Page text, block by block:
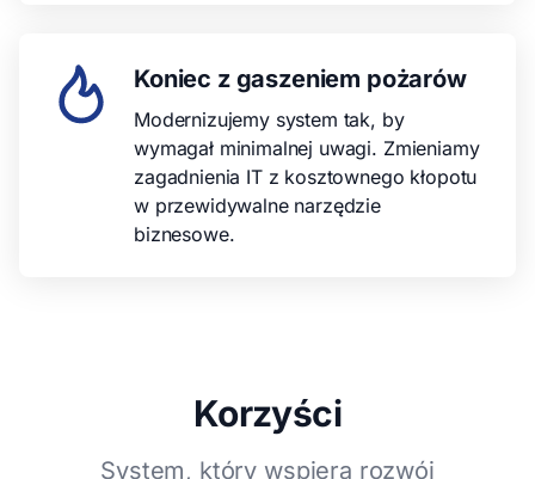
Koniec z gaszeniem pożarów
Modernizujemy system tak, by
wymagał minimalnej uwagi. Zmieniamy
zagadnienia IT z kosztownego kłopotu
w przewidywalne narzędzie
biznesowe.
Korzyści
System, który wspiera rozwój